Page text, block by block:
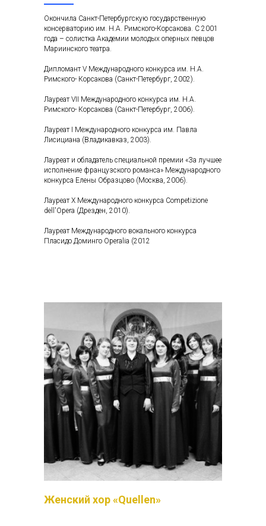
Окончила Санкт-Петербургскую государственную
консерваторию им. Н.А. Римского-Корсакова. С 2001
года – солистка Академии молодых оперных певцов
Мариинского театра.
Дипломант V Международного конкурса им. Н.А.
Римского- Корсакова (Санкт-Петербург, 2002).
Лауреат VII Международного конкурса им. Н.А.
Римского- Корсакова (Санкт-Петербург, 2006).
Лауреат I Международного конкурса им. Павла
Лисициана (Владикавказ, 2003).
Лауреат и обладатель специальной премии «За лучшее
исполнение французского романса» Международного
конкурса Елены Образцово (Москва, 2006).
Лауреат X Международного конкурса Competizione
dell'Opera (Дрезден, 2010).
Лауреат Международного вокального конкурса
Пласидо Доминго Оperalia (2012
Женский хор «Quellen»